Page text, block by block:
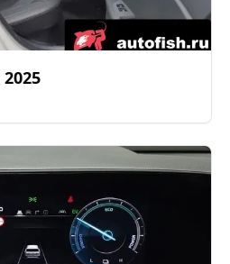
2025